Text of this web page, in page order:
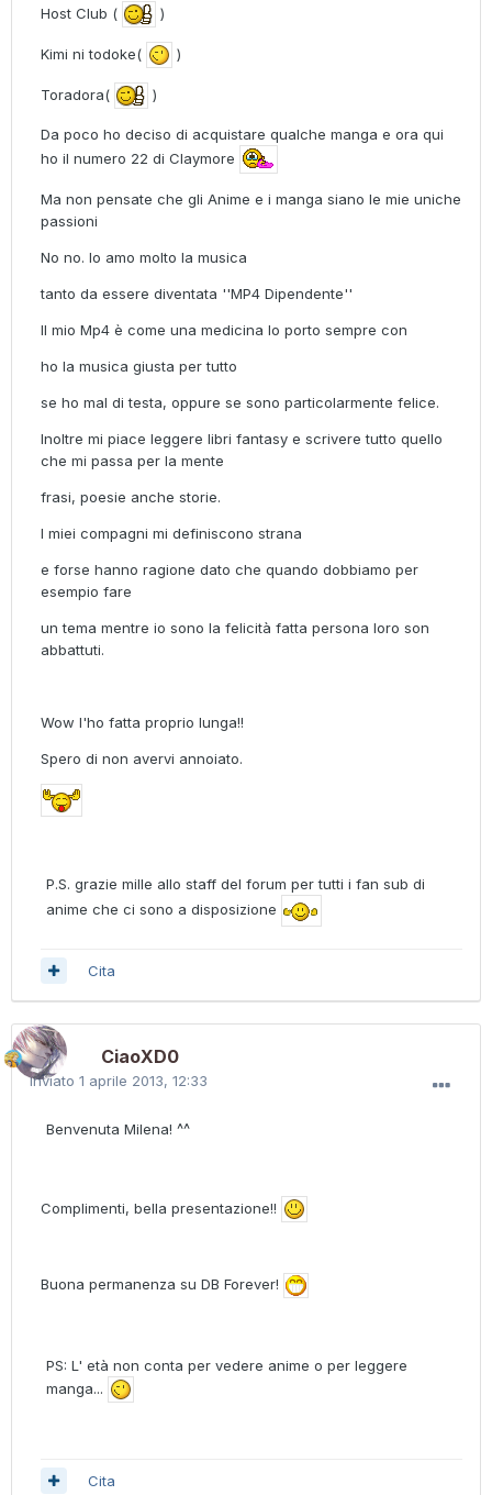
Host Club ( )
Kimi ni todoke( )
Toradora( )
Da poco ho deciso di acquistare qualche manga e ora qui
ho il numero 22 di Claymore
Ma non pensate che gli Anime e i manga siano le mie uniche
passioni
No no. Io amo molto la musica
tanto da essere diventata ''MP4 Dipendente''
Il mio Mp4 è come una medicina lo porto sempre con
ho la musica giusta per tutto
se ho mal di testa, oppure se sono particolarmente felice.
Inoltre mi piace leggere libri fantasy e scrivere tutto quello
che mi passa per la mente
frasi, poesie anche storie.
I miei compagni mi definiscono strana
e forse hanno ragione dato che quando dobbiamo per
esempio fare
un tema mentre io sono la felicità fatta persona loro son
abbattuti.
Wow l'ho fatta proprio lunga!!
Spero di non avervi annoiato.
P.S. grazie mille allo staff del forum per tutti i fan sub di
anime che ci sono a disposizione
Cita
CiaoXD0
Inviato 1 aprile 2013, 12:33
Benvenuta Milena! ^^
Complimenti, bella presentazione!!
Buona permanenza su DB Forever!
PS: L' età non conta per vedere anime o per leggere
manga...
Cita